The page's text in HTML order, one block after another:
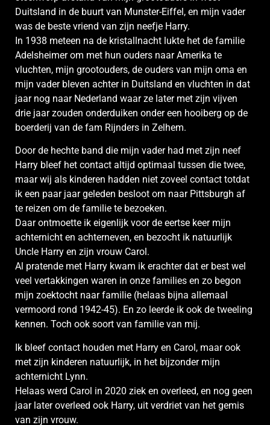
Duitsland in de buurt van Munster-Eiffel, en mijn vader
was de beste vriend van zijn neefje Harry.
In 1938 meteen na de kristallnacht lukte het de familie
Adelsheimer om met hun ouders naar Amerika te
vluchten, mijn grootouders, de ouders van mijn oma en
mijn vader bleven achter in Duitsland en vluchten in dat
jaar nog naar Nederland waar ze later met zijn vijven
drie jaar zouden onderduiken onder een hooiberg op de
boerderij van de fam Rijnders in Zelhem.
Door de hechte band die mijn vader had met zijn neef
Harry bleef het contact altijd optimaal tussen die twee,
maar wij als kinderen hadden niet zoveel contact totdat
ik een paar jaar geleden besloot om naar Pittsburgh af
te reizen om de familie te bezoeken.
Daar ontmoette ik eigenlijk voor de eertse keer mijn
achternicht en achterneven, en bezocht ik natuurlijk
Uncle Harry en zijn vrouw Carol.
Al pratende met Harry kwam ik erachter dat er best wel
veel vertakkingen waren in onze families en zo begon
mijn zoektocht naar familie (helaas bijna allemaal
vermoord rond 1942-45). En zo leerde ik ook de tweeling
kennen. Toch ook soort van familie van mij.
Ik bleef contact houden met Harry en Carol, maar ook
met zijn kinderen natuurlijk, in het bijzonder mijn
achternicht Lynn.
Helaas werd Carol in 2020 ziek en overleed, en nog geen
jaar later overleed ook Harry, uit verdriet van het gemis
van zijn vrouw.